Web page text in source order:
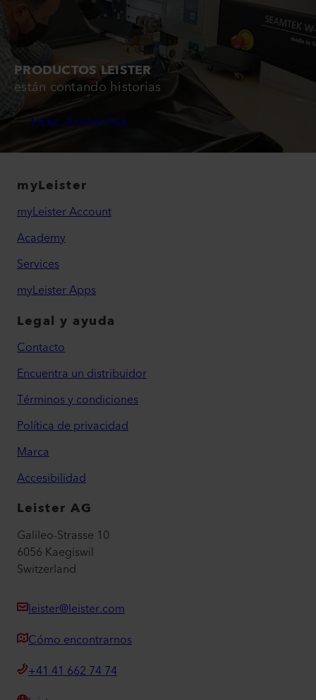
PRODUCTOS LEISTER
están contando historias
Leer historias
myLeister
myLeister Account
Academy
Services
myLeister Apps
Legal y ayuda
Contacto
Encuentra un distribuidor
Términos y condiciones
Política de privacidad
Marca
Accesibilidad
Leister AG
Galileo-Strasse 10
6056 Kaegiswil
Switzerland
leister@leister.com
Cómo encontrarnos
+41 41 662 74 74